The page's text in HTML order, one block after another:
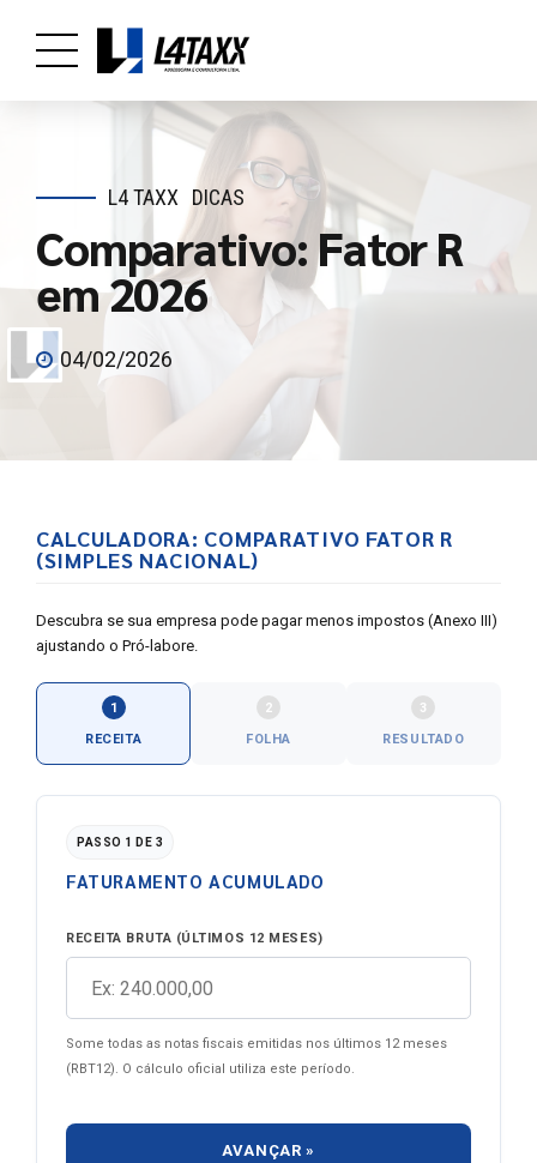
L4 TAXX DICAS
Comparativo: Fator R
em 2026
04/02/2026
CALCULADORA: COMPARATIVO FATOR R
(SIMPLES NACIONAL)
Descubra se sua empresa pode pagar menos impostos (Anexo III)
ajustando o Pró-labore.
1
RECEITA
2
FOLHA
3
RESULTADO
PASSO 1 DE 3
FATURAMENTO ACUMULADO
RECEITA BRUTA (ÚLTIMOS 12 MESES)
Some todas as notas fiscais emitidas nos últimos 12 meses
(RBT12). O cálculo oficial utiliza este período.
AVANÇAR »